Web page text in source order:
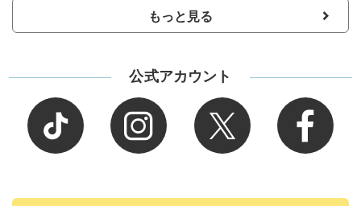
もっと見る
公式アカウント